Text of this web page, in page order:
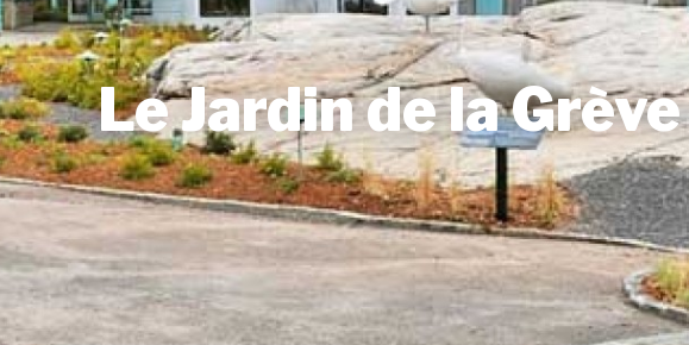
Le Jardin de la Grève